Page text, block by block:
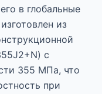
в глобальные
из
с
355 МПа, что
при